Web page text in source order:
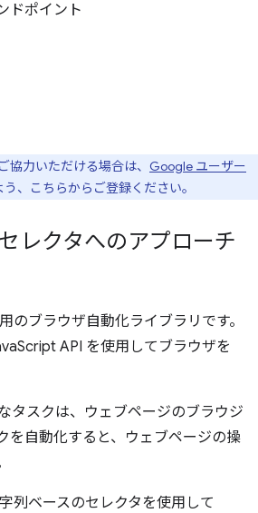
ドポイント
協力いただける場合は、 Google ユーザー
、こちらからご登録ください。
レクタへのアプローチ
のブラウザ自動化ライブラリです。
API を使用してブラウザを
タスクは、ウェブページのブラウジ
を自動化すると、ウェブページの操
列ベースのセレクタを使用して